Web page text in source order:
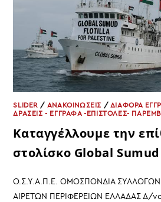
SLIDER / ΑΝΑΚΟΙΝΩΣΕΙΣ / ΔΙΑΦΟΡΑ
ΔΡΑΣΕΙΣ - ΕΓΓΡΑΦΑ -ΕΠΙΣΤΟΛΕΣ-
Καταγγέλλουμε την
στολίσκο Global
Ο.Σ.Υ.Α.Π.Ε. ΟΜΟΣΠΟΝΔΙΑ
ΑΙΡΕΤΩΝ ΠΕΡΙΦΕΡΕΙΩΝ ΕΛΛΑΔΑΣ Δ/